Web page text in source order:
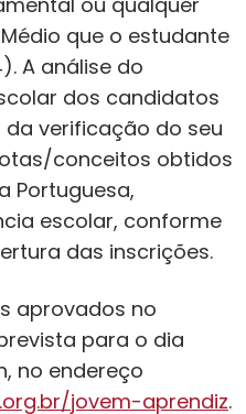
que o estudante
A análise do
dos candidatos
verificação do seu
conceitos obtidos
Portuguesa,
escolar, conforme
das inscrições.
aprovados no
para o dia
no endereço
jovem-aprendiz.